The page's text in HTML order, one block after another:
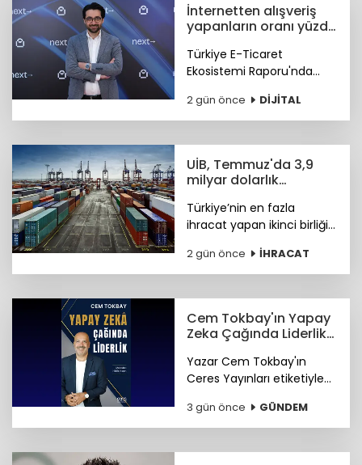
İnternetten alışveriş
yapanların oranı yüzde
Türkiye E-Ticaret
Ekosistemi Raporu'nda
eğitici yayınlara ilginin
arttığı görülüyor.
2 gün önce DİJİTAL
UİB, Temmuz'da 3,9
milyar dolarlık
Türkiye’nin en fazla
ihracat yapan ikinci birliği
Birlikleri’nin Temmuz ayı
ihracatı 3 milyar 914
olarak gerçekleşti.
2 gün önce İHRACAT
Cem Tokbay'ın Yapay
Zeka Çağında Liderlik
kitapevlerinde
Yazar Cem Tokbay'ın
Ceres Yayınları etiketiyle
Çağında Liderlik: Maestro
Hâlâ İnsan" kitabı seçkin
3 gün önce GÜNDEM